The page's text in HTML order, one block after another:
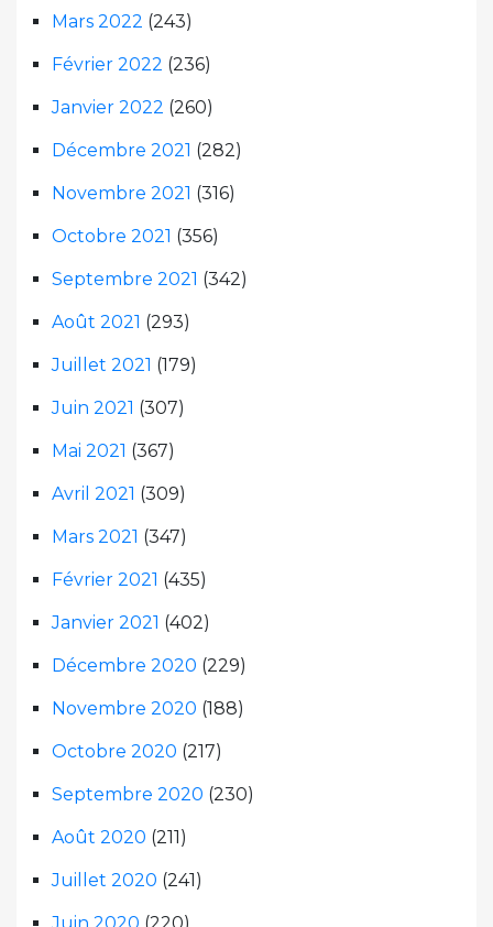
Mars 2022 (243)
Février 2022 (236)
Janvier 2022 (260)
Décembre 2021 (282)
Novembre 2021 (316)
Octobre 2021 (356)
Septembre 2021 (342)
Août 2021 (293)
Juillet 2021 (179)
Juin 2021 (307)
Mai 2021 (367)
Avril 2021 (309)
Mars 2021 (347)
Février 2021 (435)
Janvier 2021 (402)
Décembre 2020 (229)
Novembre 2020 (188)
Octobre 2020 (217)
Septembre 2020 (230)
Août 2020 (211)
Juillet 2020 (241)